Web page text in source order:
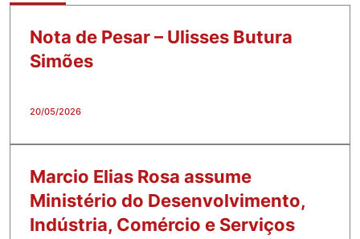
Nota de Pesar – Ulisses Butura
Simões
20/05/2026
Marcio Elias Rosa assume
Ministério do Desenvolvimento,
Indústria, Comércio e Serviços